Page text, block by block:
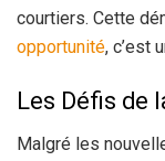
courtiers. Cette
opportunité, c’est
Les Défis de
Malgré les